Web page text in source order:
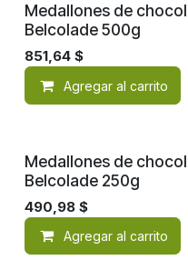
Medallones de
Belcolade 500g
851,64 $
Agregar al carrito
Medallones de
Belcolade 250g
490,98 $
Agregar al carrito